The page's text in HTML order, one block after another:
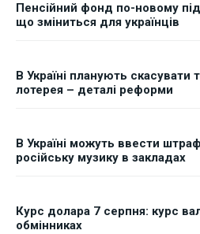
Пенсійний фонд по-новому
що зміниться для українців
В Україні планують скасувати
лотерея – деталі реформи
В Україні можуть ввести
російську музику в закладах
Курс долара 7 серпня: курс
обмінниках